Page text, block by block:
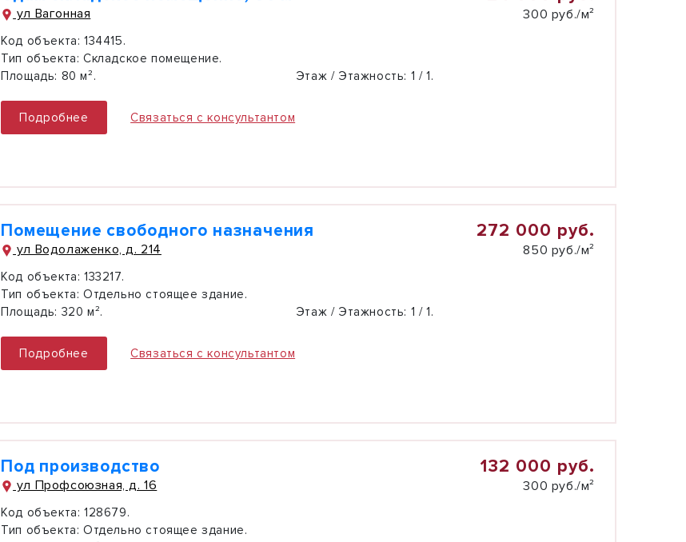
ул Вагонная 300 руб./м²
Код объекта: 134415.
Тип объекта: Складское помещение.
Площадь: 80 м². Этаж / Этажность: 1 / 1.
Подробнее Связаться с консультантом
Помещение свободного назначения
ул Водолаженко, д. 214
272 000 руб.
850 руб./м²
Код объекта: 133217.
Тип объекта: Отдельно стоящее здание.
Площадь: 320 м². Этаж / Этажность: 1 / 1.
Подробнее Связаться с консультантом
Под производство
ул Профсоюзная, д. 16
132 000 руб.
300 руб./м²
Код объекта: 128679.
Тип объекта: Отдельно стоящее здание.